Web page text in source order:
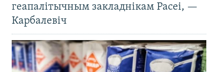
геапалітычным закладнікам Расеі, —
Карбалевіч